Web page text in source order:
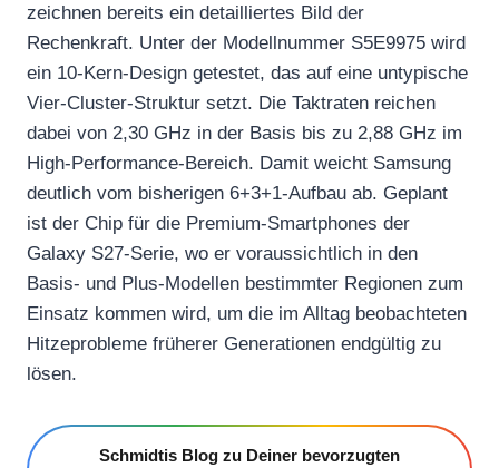
zeichnen bereits ein detailliertes Bild der
Rechenkraft. Unter der Modellnummer S5E9975 wird
ein 10-Kern-Design getestet, das auf eine untypische
Vier-Cluster-Struktur setzt. Die Taktraten reichen
dabei von 2,30 GHz in der Basis bis zu 2,88 GHz im
High-Performance-Bereich. Damit weicht Samsung
deutlich vom bisherigen 6+3+1-Aufbau ab. Geplant
ist der Chip für die Premium-Smartphones der
Galaxy S27-Serie, wo er voraussichtlich in den
Basis- und Plus-Modellen bestimmter Regionen zum
Einsatz kommen wird, um die im Alltag beobachteten
Hitzeprobleme früherer Generationen endgültig zu
lösen.
Schmidtis Blog zu Deiner bevorzugten